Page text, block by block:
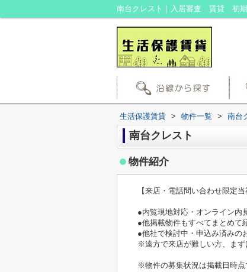
生活保護賃貸 > 物件一覧 > 南台
南台クレスト
物件紹介
【来店・電話問い合わせ限定当
●内覧現地対応・オンライン内
●他掲載物件もすべてまとめて
●他社で検討中・申込み済みの
※遠方で来店が難しい方、ま
※物件の募集状況は掲載日時点